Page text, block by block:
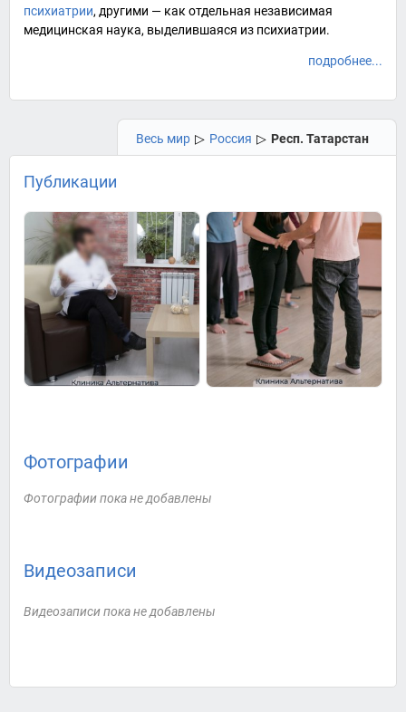
психиатрии, другими — как отдельная независимая
медицинская наука, выделившаяся из психиатрии.
подробнее...
Весь мир ▷ Россия ▷ Респ. Татарстан
Публикации
Фотографии
Фотографии пока не добавлены
Видеозаписи
Видеозаписи пока не добавлены